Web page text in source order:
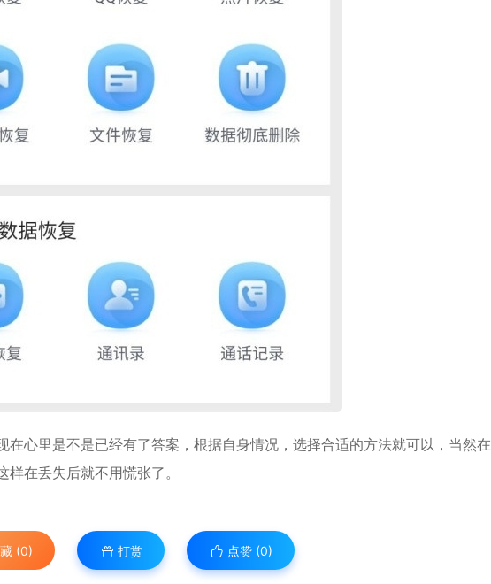
心里是不是已经有了答案，根据自身情况，选择合适的方法就可以，当然在
在丢失后就不用慌张了。
(0) 打赏 点赞 (0)